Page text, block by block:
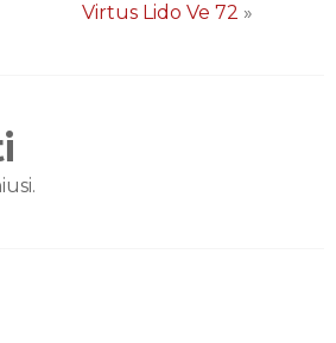
Virtus Lido Ve 72 »